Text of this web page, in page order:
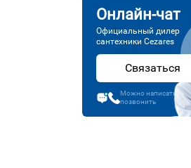
Онлайн-чат
Официальный дилер
сантехники Cezares
Связаться
Можно написать или
позвонить